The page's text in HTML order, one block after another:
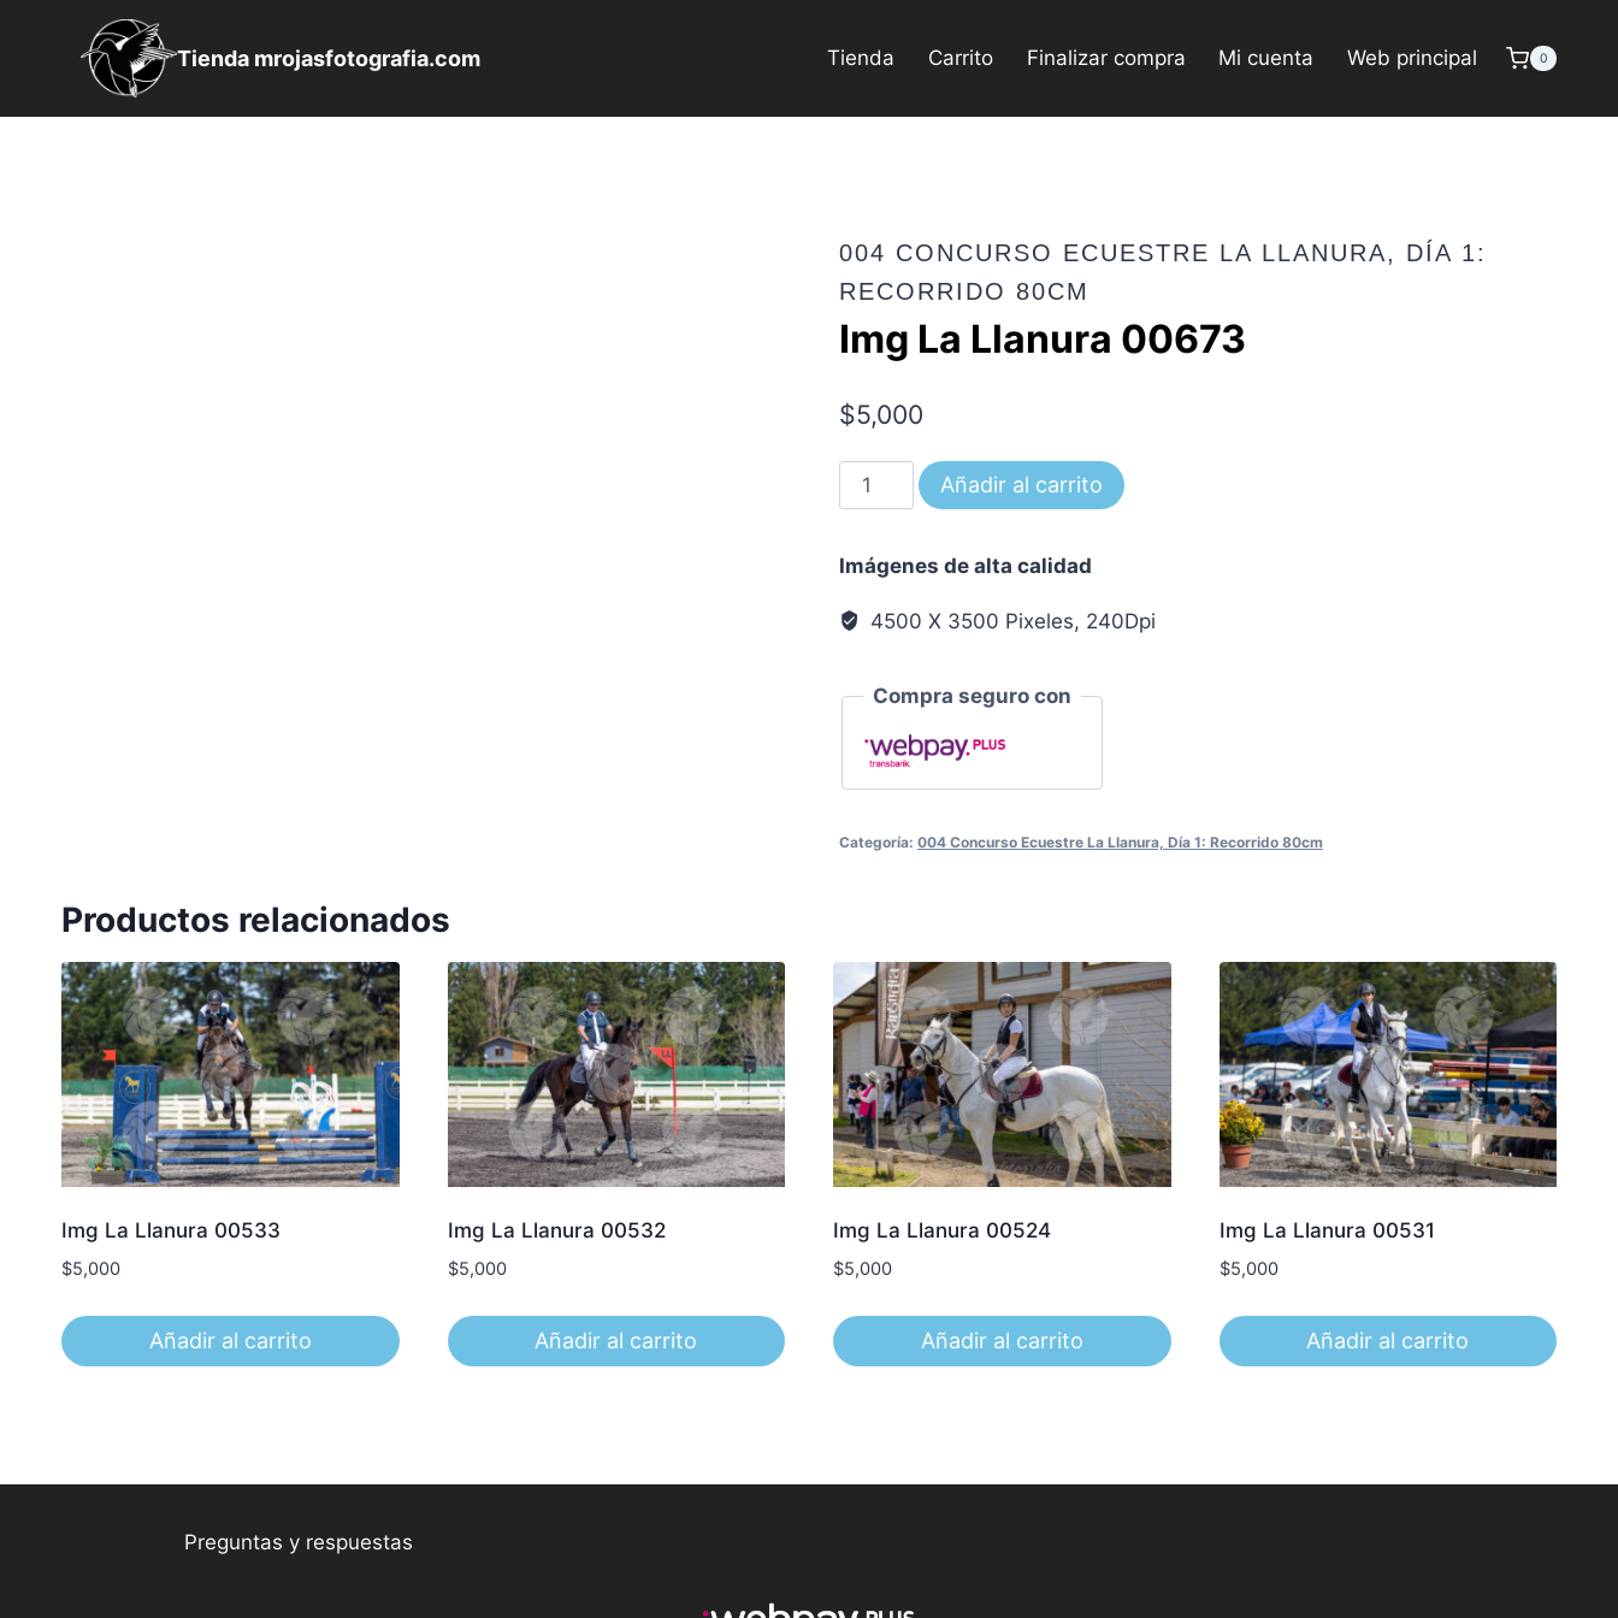
contenido
Tienda mrojasfotografia.com Tienda Carrito Finalizar compra Mi cuenta Web principal 0
004 CONCURSO ECUESTRE LA LLANURA, DÍA 1:
RECORRIDO 80CM
Img La Llanura 00673
$5,000
Img
La
00673
cantidad
Añadir al carrito
Imágenes de alta calidad
4500 X 3500 Pixeles, 240Dpi
Compra seguro con
Categoría: 004 Concurso Ecuestre La Llanura, Día 1: Recorrido 80cm
Productos relacionados
Img La Llanura 00533
$5,000
Añadir al carrito
Img La Llanura 00532
$5,000
Añadir al carrito
Img La Llanura 00524
$5,000
Añadir al carrito
Img La Llanura 00531
$5,000
Añadir al carrito
Preguntas y respuestas